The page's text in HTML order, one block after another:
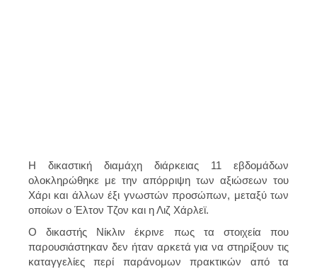
Η δικαστική διαμάχη διάρκειας 11 εβδομάδων
ολοκληρώθηκε με την απόρριψη των αξιώσεων του
Χάρι και άλλων έξι γνωστών προσώπων, μεταξύ των
οποίων ο Έλτον Τζον και η Λιζ Χάρλεϊ.
Ο δικαστής Νίκλιν έκρινε πως τα στοιχεία που
παρουσιάστηκαν δεν ήταν αρκετά για να στηρίξουν τις
καταγγελίες περί παράνομων πρακτικών από τα